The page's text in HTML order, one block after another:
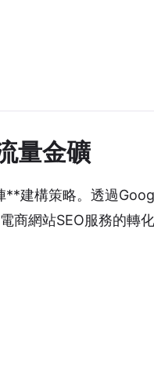
量金礦
**建構策略。透過
商網站SEO服務的轉